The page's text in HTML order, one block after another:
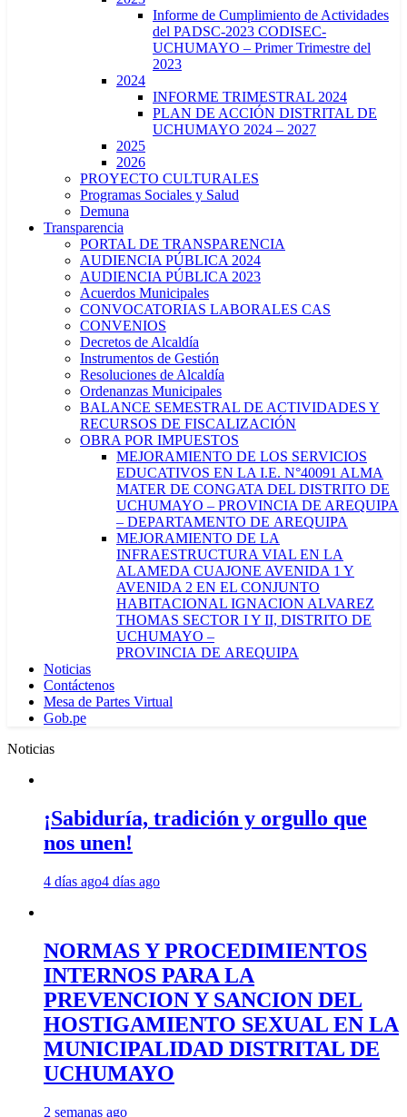
Informe de Cumplimiento de Actividades
del PADSC-2023 CODISEC-
UCHUMAYO – Primer Trimestre del
2023
2024
INFORME TRIMESTRAL 2024
PLAN DE ACCIÓN DISTRITAL DE
UCHUMAYO 2024 – 2027
2025
2026
PROYECTO CULTURALES
Programas Sociales y Salud
Demuna
Transparencia
PORTAL DE TRANSPARENCIA
AUDIENCIA PÚBLICA 2024
AUDIENCIA PÚBLICA 2023
Acuerdos Municipales
CONVOCATORIAS LABORALES CAS
CONVENIOS
Decretos de Alcaldía
Instrumentos de Gestión
Resoluciones de Alcaldía
Ordenanzas Municipales
BALANCE SEMESTRAL DE ACTIVIDADES Y
RECURSOS DE FISCALIZACIÓN
OBRA POR IMPUESTOS
MEJORAMIENTO DE LOS SERVICIOS
EDUCATIVOS EN LA I.E. N°40091 ALMA
MATER DE CONGATA DEL DISTRITO DE
UCHUMAYO – PROVINCIA DE AREQUIPA
– DEPARTAMENTO DE AREQUIPA
MEJORAMIENTO DE LA
INFRAESTRUCTURA VIAL EN LA
ALAMEDA CUAJONE AVENIDA 1 Y
AVENIDA 2 EN EL CONJUNTO
HABITACIONAL IGNACION ALVAREZ
THOMAS SECTOR I Y II, DISTRITO DE
UCHUMAYO –
PROVINCIA DE AREQUIPA
Noticias
Contáctenos
Mesa de Partes Virtual
Gob.pe
Noticias
¡Sabiduría, tradición y orgullo que
nos unen!
4 días ago4 días ago
NORMAS Y PROCEDIMIENTOS
INTERNOS PARA LA
PREVENCION Y SANCION DEL
HOSTIGAMIENTO SEXUAL EN LA
MUNICIPALIDAD DISTRITAL DE
UCHUMAYO
2 semanas ago